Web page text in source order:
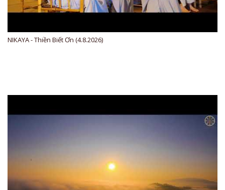
NIKAYA - Thiền Biết Ơn (4.8.2026)